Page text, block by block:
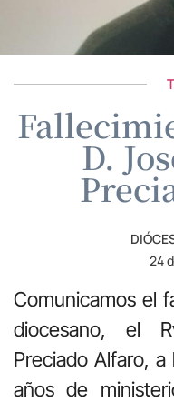
D.
24
Comunicamos el
diocesano, el
Preciado Alfaro,
años de